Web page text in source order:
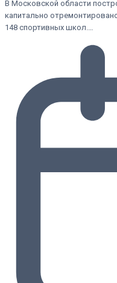
В Московской области
капитально
148 спортивных школ.…